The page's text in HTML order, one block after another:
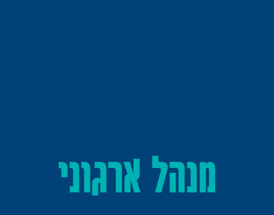
מנהל ארגוני